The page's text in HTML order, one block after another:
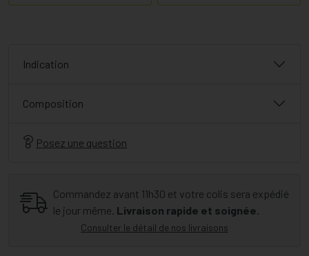
Indication
Composition
Posez une question
Commandez avant 11h30 et votre colis sera expédié
le jour même. Livraison rapide et soignée.
Consulter le détail de nos livraisons